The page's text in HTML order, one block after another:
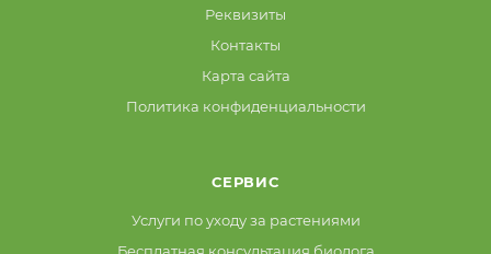
Реквизиты
Контакты
Карта сайта
Политика конфиденциальности
СЕРВИС
Услуги по уходу за растениями
Бесплатная консультация биолога